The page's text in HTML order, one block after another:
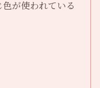
が使われている